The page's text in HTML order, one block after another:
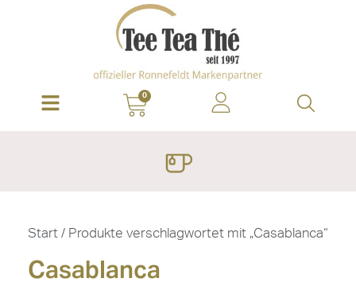
0
Start / Produkte verschlagwortet mit „Casablanca“
Casablanca